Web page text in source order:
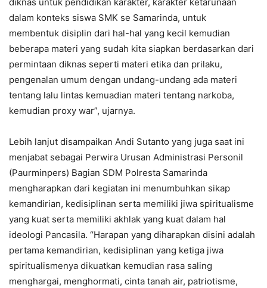
dalam konteks siswa SMK se Samarinda, untuk
membentuk disiplin dari hal-hal yang kecil kemudian
beberapa materi yang sudah kita siapkan berdasarkan dari
permintaan diknas seperti materi etika dan prilaku,
pengenalan umum dengan undang-undang ada materi
tentang lalu lintas kemuadian materi tentang narkoba,
kemudian proxy war”, ujarnya.
Lebih lanjut disampaikan Andi Sutanto yang juga saat ini
menjabat sebagai Perwira Urusan Administrasi Personil
(Paurminpers) Bagian SDM Polresta Samarinda
mengharapkan dari kegiatan ini menumbuhkan sikap
kemandirian, kedisiplinan serta memiliki jiwa spiritualisme
yang kuat serta memiliki akhlak yang kuat dalam hal
ideologi Pancasila. “Harapan yang diharapkan disini adalah
pertama kemandirian, kedisiplinan yang ketiga jiwa
spiritualismenya dikuatkan kemudian rasa saling
menghargai, menghormati, cinta tanah air, patriotisme,